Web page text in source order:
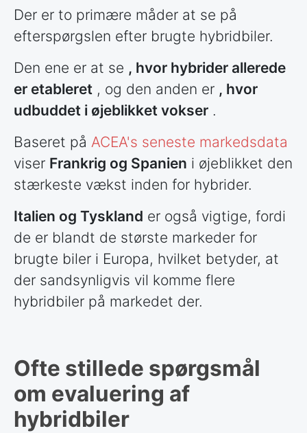
Der er to primære måder at se på
efterspørgslen efter brugte hybridbiler.
Den ene er at se , hvor hybrider allerede
er etableret , og den anden er , hvor
udbuddet i øjeblikket vokser .
Baseret på ACEA's seneste markedsdata
viser Frankrig og Spanien i øjeblikket den
stærkeste vækst inden for hybrider.
Italien og Tyskland er også vigtige, fordi
de er blandt de største markeder for
brugte biler i Europa, hvilket betyder, at
der sandsynligvis vil komme flere
hybridbiler på markedet der.
Ofte stillede spørgsmål
om evaluering af
hybridbiler